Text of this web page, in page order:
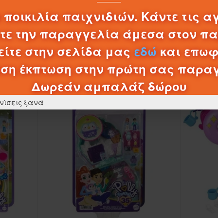
παιχνιδιών. Κάντε τις
την παραγγελία άμεσα στον
στην σελίδα μας εδώ και
έκπτωση στην πρώτη σας
Δωρεάν αμπαλάζ δώρου
ξανά
ΚΑΛΆΘΙ
ΠΡΟΪΌΝΤΑ ΚΑΤΗΓΟΡΊΑΣ